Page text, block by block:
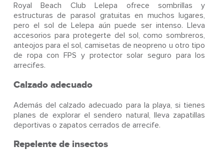
Royal Beach Club Lelepa ofrece sombrillas y
estructuras de parasol gratuitas en muchos lugares,
pero el sol de Lelepa aún puede ser intenso. Lleva
accesorios para protegerte del sol, como sombreros,
anteojos para el sol, camisetas de neopreno u otro tipo
de ropa con FPS y protector solar seguro para los
arrecifes.
Calzado adecuado
Además del calzado adecuado para la playa, si tienes
planes de explorar el sendero natural, lleva zapatillas
deportivas o zapatos cerrados de arrecife.
Repelente de insectos